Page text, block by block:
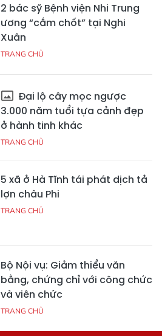
2 bác sỹ Bệnh viện Nhi Trung
ương “cắm chốt” tại Nghi
Xuân
TRANG CHỦ
Đại lộ cây mọc ngược
3.000 năm tuổi tựa cảnh đẹp
ở hành tinh khác
TRANG CHỦ
5 xã ở Hà Tĩnh tái phát dịch tả
lợn châu Phi
TRANG CHỦ
Bộ Nội vụ: Giảm thiểu văn
bằng, chứng chỉ với công chức
và viên chức
TRANG CHỦ